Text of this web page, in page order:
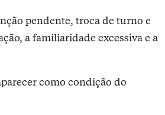
pendente, troca de turno e
a familiaridade excessiva e a
como condição do